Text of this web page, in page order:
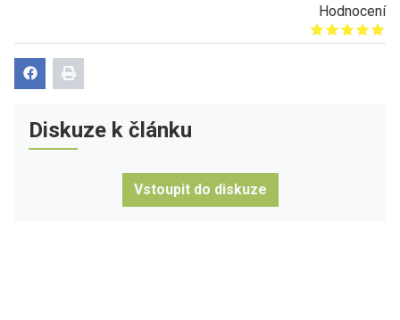
Hodnocení
Give it 1/5
Give it 2/5
Give it 3/5
Give it 4/5
Give it 5/5
Diskuze k článku
Vstoupit do diskuze